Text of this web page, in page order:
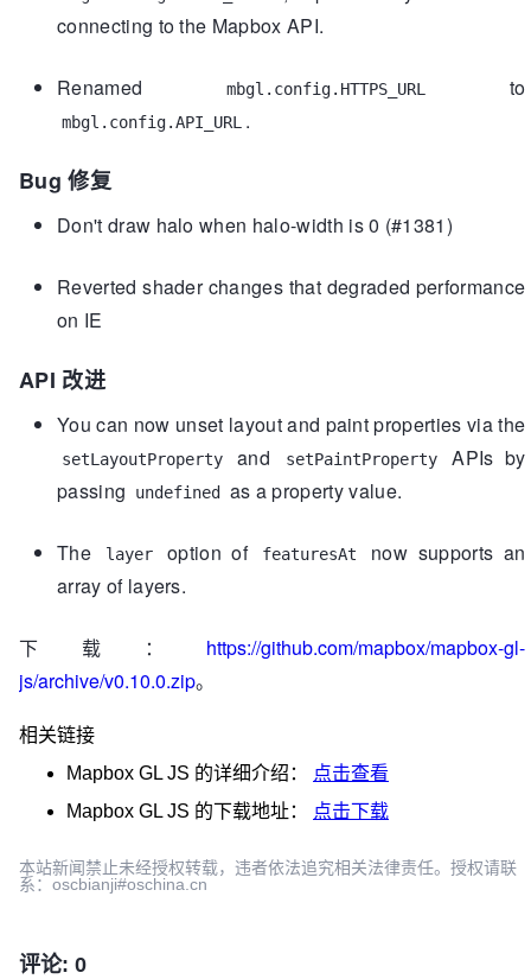
connecting to the Mapbox API.
Renamed mbgl.config.HTTPS_URL to
mbgl.config.API_URL .
Bug 修复
Don't draw halo when halo-width is 0 (#1381)
Reverted shader changes that degraded performance
on IE
API 改进
You can now unset layout and paint properties via the
setLayoutProperty and setPaintProperty
APIs by
passing
undefined as a property value.
The layer option of featuresAt
now supports an
array of layers.
下载： https://github.com/mapbox/mapbox-gl-
js/archive/v0.10.0.zip。
相关链接
Mapbox GL JS 的详细介绍：
点击查看
Mapbox GL JS 的下载地址： 点击下载
本站新闻禁止未经授权转载，违者依法追究相关法律责任。授权请联
系：oscbianji#oschina.cn
评论: 0